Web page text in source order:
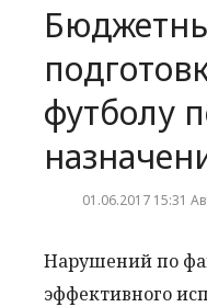
футболу
01.06.2017 15:31
Нарушений по
эффективного